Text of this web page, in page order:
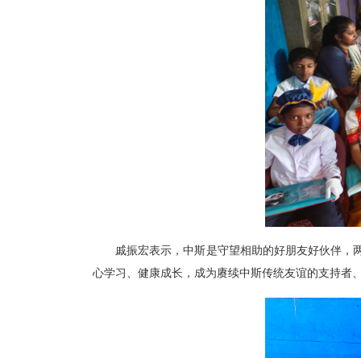
戚振宏表示，中斯是守望相助的好朋友好伙伴，
心学习、健康成长，成为赓续中斯传统友谊的支持者